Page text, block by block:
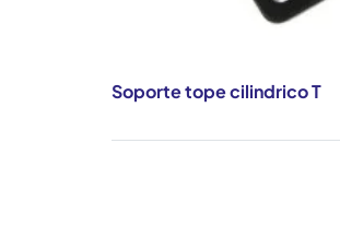
Soporte tope cilindrico T